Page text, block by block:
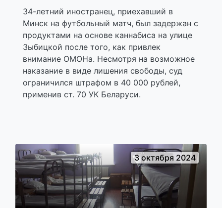
34-летний иностранец, приехавший в
Минск на футбольный матч, был задержан с
продуктами на основе каннабиса на улице
Зыбицкой после того, как привлек
внимание ОМОНа. Несмотря на возможное
наказание в виде лишения свободы, суд
ограничился штрафом в 40 000 рублей,
применив ст. 70 УК Беларуси.
3 октября 2024